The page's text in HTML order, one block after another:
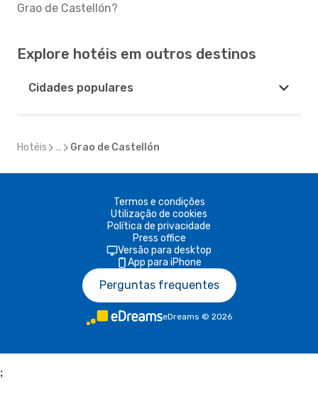
Grao de Castellón?
Explore hotéis em outros destinos
Cidades populares
Hotéis ... Grao de Castellón
Termos e condições
Utilização de cookies
Política de privacidade
Press office
Versão para desktop
App para iPhone
Perguntas frequentes
eDreams © 2026
;